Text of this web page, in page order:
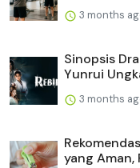
3 months
Sinopsis
Yunrui
3 months
yang Aman,